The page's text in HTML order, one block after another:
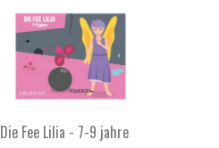
Die Fee Lilia - 7-9 jahre